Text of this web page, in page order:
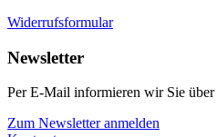
Widerrufsformular
Newsletter
Per E-Mail informieren wir Sie über
Zum Newsletter anmelden